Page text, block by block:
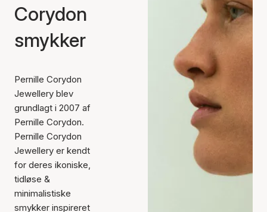
Corydon
smykker
Pernille Corydon
Jewellery blev
grundlagt i 2007 af
Pernille Corydon.
Pernille Corydon
Jewellery er kendt
for deres ikoniske,
tidløse &
minimalistiske
smykker inspireret